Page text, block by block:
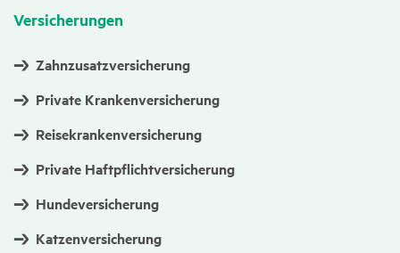
Versi­che­rungen
Zahnzusatzversicherung
Private Krankenversicherung
Reisekrankenversicherung
Private Haftpflichtversicherung
Hundeversicherung
Katzenversicherung